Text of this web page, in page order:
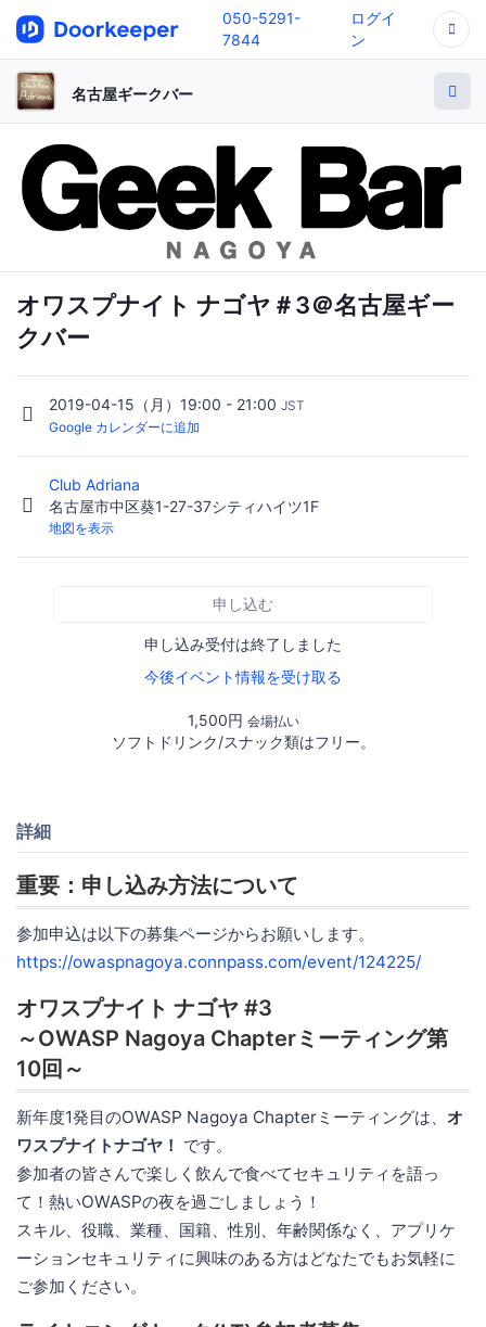
050-5291-
7844
ログイ
ン
名古屋ギークバー
オワスプナイト ナゴヤ＃3＠名古屋ギー
クバー
2019-04-15（月）19:00 - 21:00 JST
Google カレンダーに追加
Club Adriana
名古屋市中区葵1-27-37シティハイツ1F
地図を表示
申し込む
申し込み受付は終了しました
今後イベント情報を受け取る
1,500円 会場払い
ソフトドリンク/スナック類はフリー。
詳細
重要：申し込み方法について
参加申込は以下の募集ページからお願いします。
https://owaspnagoya.connpass.com/event/124225/
オワスプナイト ナゴヤ #3
～OWASP Nagoya Chapterミーティング第
10回～
新年度1発目のOWASP Nagoya Chapterミーティングは、 オ
ワスプナイトナゴヤ！ です。
参加者の皆さんで楽しく飲んで食べてセキュリティを語っ
て！熱いOWASPの夜を過ごしましょう！
スキル、役職、業種、国籍、性別、年齢関係なく、アプリケ
ーションセキュリティに興味のある方はどなたでもお気軽に
ご参加ください。